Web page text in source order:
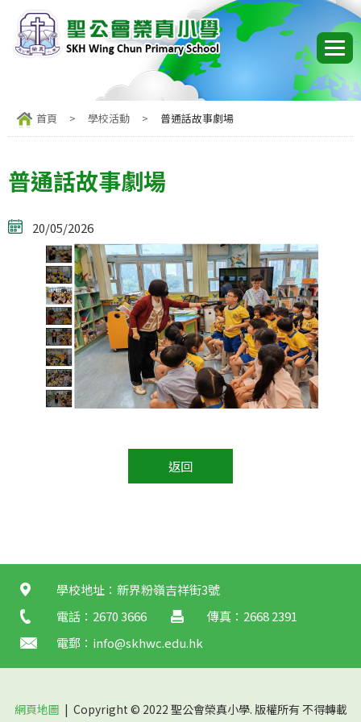
首頁 > 學校活動 > 普通話故事劇場
普通話故事劇場
20/05/2026
返回
學校地址：新界粉嶺吉祥街3號
電話：2670 3666
傳真：2668 2391
電郵： info@skhwc.edu.hk
網頁地圖 | Copyright © 2022 聖公會榮真小學. 版權所有 不得轉載